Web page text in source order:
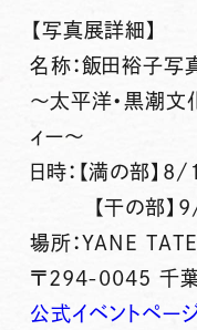
【写真展詳細】
名称：飯田裕子
〜太平洋・黒潮文
ィー〜
日時：【満の部
【干の部】9/
場所：YANE
〒294-0045 千
公式イベントペー